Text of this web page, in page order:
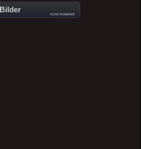
nicht moderiert